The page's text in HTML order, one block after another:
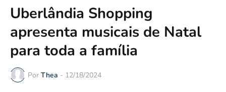
Uberlândia Shopping
apresenta musicais de Natal
para toda a família
Por Thea - 12/18/2024